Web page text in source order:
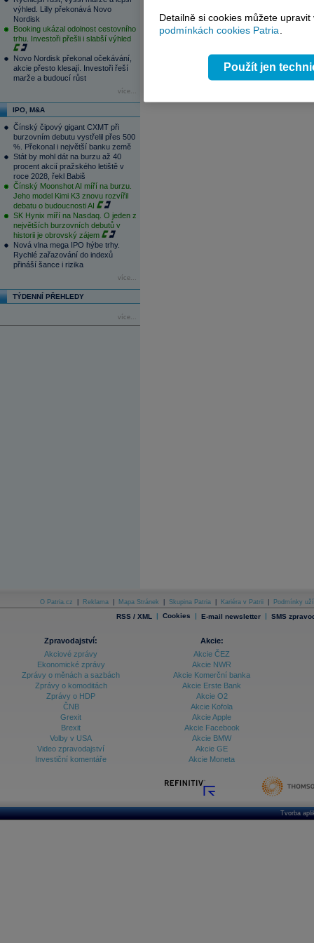
výhled. Lilly překonává Novo
Nordisk
Booking ukázal odolnost cestovního
trhu. Investoři přešli i slabší výhled
Novo Nordisk překonal očekávání,
akcie přesto klesají. Investoři řeší
marže a budoucí růst
více...
IPO, M&A
Čínský čipový gigant CXMT při
burzovním debutu vystřelil přes 500
%. Překonal i největší banku země
Stát by mohl dát na burzu až 40
procent akcií pražského letiště v
roce 2028, řekl Babiš
Čínský Moonshot AI míří na burzu.
Jeho model Kimi K3 znovu rozvířil
debatu o budoucnosti AI
SK Hynix míří na Nasdaq. O jeden z
největších burzovních debutů v
historii je obrovský zájem
Nová vlna mega IPO hýbe trhy.
Rychlé zařazování do indexů
přináší šance i rizika
více...
TÝDENNÍ PŘEHLEDY
více...
O Patria.cz Reklama Mapa Stránek Skupina Patria Kariéra v Patrii Podmínky
RSS / XML | Cookies | E-mail newsletter | SMS
Zpravodajství:
Akciové zprávy
Ekonomické zprávy
Zprávy o měnách a sazbách
Zprávy o komoditách
Zprávy o HDP
ČNB
Grexit
Brexit
Volby v USA
Video zpravodajství
Investiční komentáře
Akcie:
Akcie ČEZ
Akcie NWR
Akcie Komerční banka
Akcie Erste Bank
Akcie O2
Akcie Kofola
Akcie Apple
Akcie Facebook
Akcie BMW
Akcie GE
Akcie Moneta
Tvorba
Detailně si cookies můžete
podmínkách cookies Patria.
Použít jen